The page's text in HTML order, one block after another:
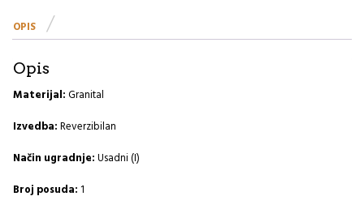
A
OPIS
Opis
Materijal:Granital
Izvedba:Reverzibilan
Način ugradnje:Usadni (I)
Broj posuda: 1